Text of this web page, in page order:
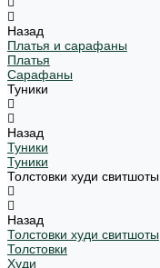
Назад
Платья и сарафаны
Платья
Сарафаны
Туники
Назад
Туники
Туники
Толстовки худи свитшоты
Назад
Толстовки худи свитшоты
Толстовки
Худи